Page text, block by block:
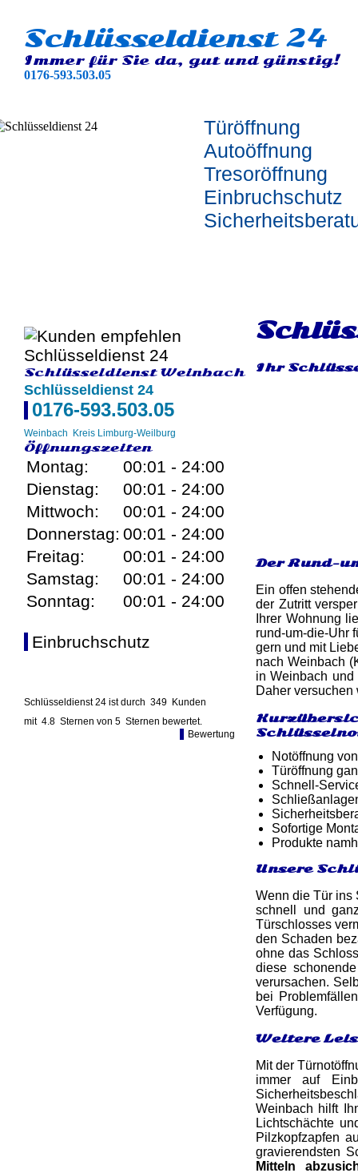
Schlüsseldienst 24
Immer für Sie da, gut und günstig!
0176-593.503.05
Türöffnung
Autoöffnung
Tresoröffnung
Einbruchschutz
Schlüsseldienst Weinbach
Schlüsseldienst 24
0176-593.503.05
Weinbach Kreis Limburg-Weilburg
Öffnungszeiten
Montag:
00:01 - 24:00
Dienstag:
00:01 - 24:00
Mittwoch:
00:01 - 24:00
Donnerstag: 00:01 - 24:00
Freitag:
00:01 - 24:00
Samstag:
00:01 - 24:00
Sonntag:
00:01 - 24:00
Einbruchschutz
Schlüsseldienst 24 ist durch 349 Kunden
mit 4.8 Sternen von 5 Sternen bewertet.
Bewertung
Ihr
Der Rund-
Ein offen
der Zutritt
Ihrer Wohnung
rund-um-die-Uhr
gern und mit
nach Weinbach
in Weinbach und
Daher
Notöffnung
Türöffnung
Schnell-
Sofortige
Produkte
Unsere
Wenn die Tür ins
schnell und
Türschlosses
den Schaden
ohne das
diese
verursachen.
bei
Verfügung.
Weitere
Mit der
immer auf
Weinbach hilft
Lichtschächte
Pilzkopfzapfen
gravierendsten
Mitteln